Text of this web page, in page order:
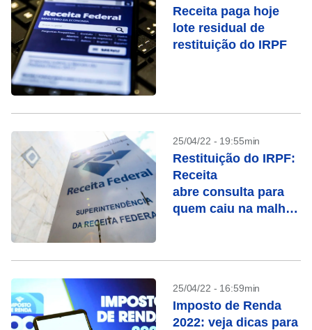
Receita paga hoje
lote residual de
restituição do IRPF
25/04/22 - 19:55min
Restituição do IRPF:
Receita
abre consulta para
quem caiu na malha
25/04/22 - 16:59min
Imposto de Renda
2022: veja dicas para